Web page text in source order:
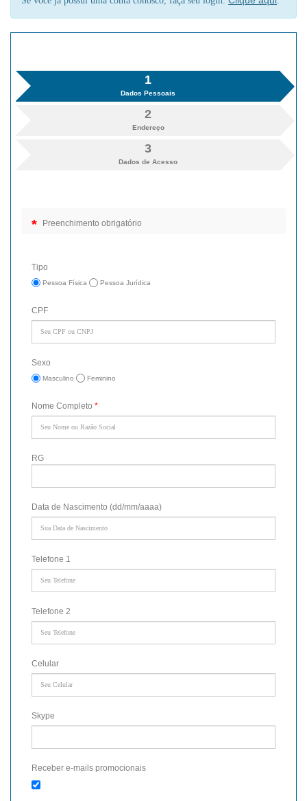
1
Dados Pessoais
2
Endereço
3
Dados de Acesso
* Preenchimento obrigatório
Tipo
Pessoa Física Pessoa Jurídica
CPF
Sexo
Masculino Feminino
Nome Completo *
RG
Data de Nascimento (dd/mm/aaaa)
Telefone 1
Telefone 2
Celular
Skype
Receber e-mails promocionais